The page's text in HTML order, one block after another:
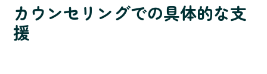
カウンセリングでの具体的な支
援